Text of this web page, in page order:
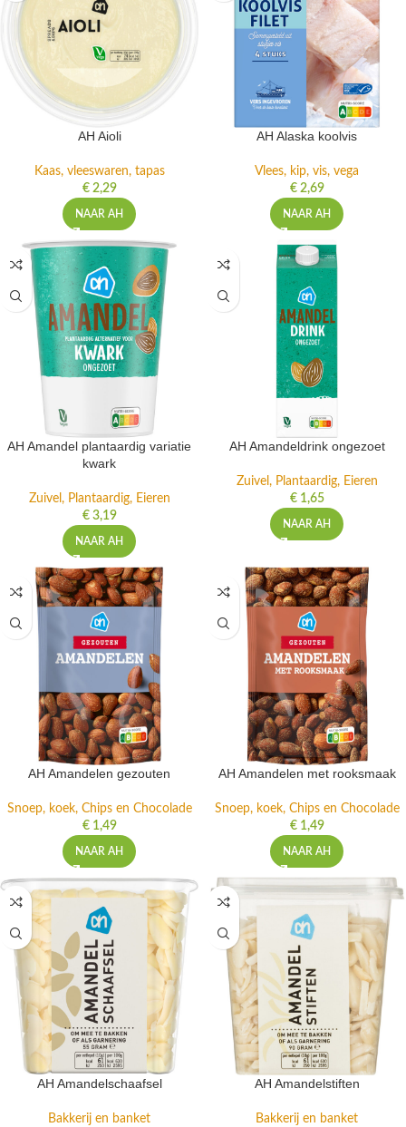
AH Aioli
Kaas, vleeswaren, tapas
€2,29
NAAR AH
AH Alaska koolvis
Vlees, kip, vis, vega
€2,69
NAAR AH
AH Amandel plantaardig variatie
kwark
Zuivel, Plantaardig, Eieren
€3,19
NAAR AH
AH Amandeldrink ongezoet
Zuivel, Plantaardig, Eieren
€1,65
NAAR AH
AH Amandelen gezouten
Snoep, koek, Chips en Chocolade
€1,49
NAAR AH
AH Amandelen met rooksmaak
Snoep, koek, Chips en Chocolade
€1,49
NAAR AH
AH Amandelschaafsel
Bakkerij en banket
AH Amandelstiften
Bakkerij en banket